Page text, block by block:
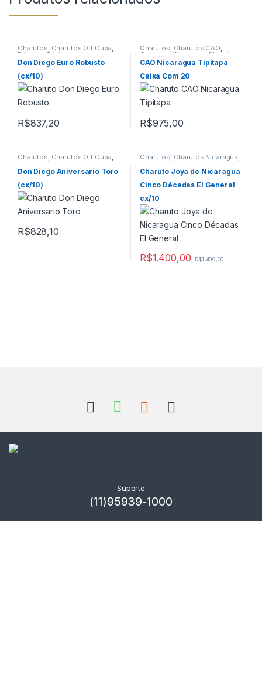
Charutos, Charutos Off Cuba,
Primeira Página
Don Diego Euro Robusto
(cx/10)
R$837,20
Charutos, Charutos CAO,
Charutos Nicaragua Charutos
Off Cuba,Importados
CAO Nicaragua Tipitapa
Caixa Com 20
R$975,00
Charutos, Charutos Off Cuba,
Don Diego Aniversario Toro
(cx/10)
R$828,10
Charutos, Charutos Nicaragua,
Produtos
Charuto Joya de Nicaragua
Cinco Décadas El General
cx/10
R$1.400,00 R$1.499,00
Suporte
(11)95939-1000